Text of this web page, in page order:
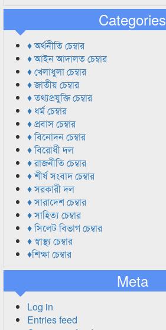
Categories
♦ অর্থনীতি চেম্বার
♦ আইন আদালত চেম্বার
♦ খেলাধুলা চেম্বার
♦ জাতীয় চেম্বার
♦ তথ্যপ্রযুক্তি চেম্বার
♦ ধর্ম চেম্বার
♦ প্রবাস চেম্বার
♦ বিনোদন চেম্বার
♦ বিরোধী দল
♦ রাজনীতি চেম্বার
♦ শীর্ষ সংবাদ চেম্বার
♦ সরকারী দল
♦ সারাদেশ চেম্বার
♦ সাহিত্য চেম্বার
♦ সিলেট বিভাগ চেম্বার
♦ স্বাস্থ্য চেম্বার
♦শিক্ষা চেম্বার
Meta
Log in
Entries feed